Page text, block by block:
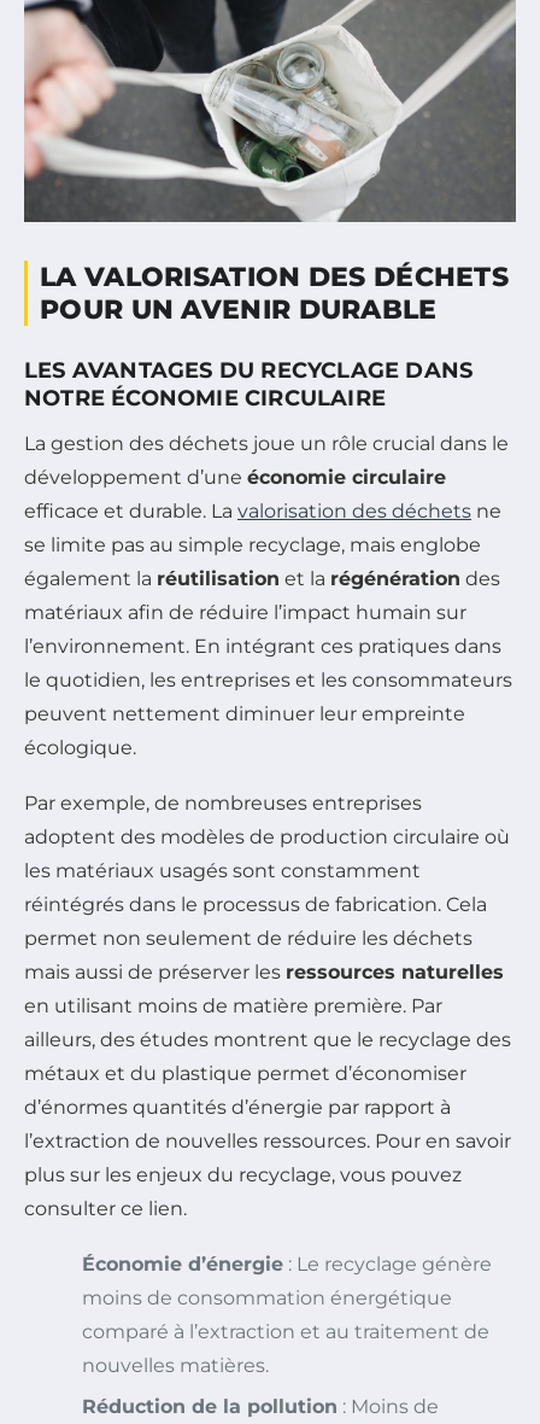
LA VALORISATION DES DÉCHETS
POUR UN AVENIR DURABLE
LES AVANTAGES DU RECYCLAGE DANS
NOTRE ÉCONOMIE CIRCULAIRE
La gestion des déchets joue un rôle crucial dans le
développement d’une économie circulaire
efficace et durable. La valorisation des déchets ne
se limite pas au simple recyclage, mais englobe
également la réutilisation et la régénération des
matériaux afin de réduire l’impact humain sur
l’environnement. En intégrant ces pratiques dans
le quotidien, les entreprises et les consommateurs
peuvent nettement diminuer leur empreinte
écologique.
Par exemple, de nombreuses entreprises
adoptent des modèles de production circulaire où
les matériaux usagés sont constamment
réintégrés dans le processus de fabrication. Cela
permet non seulement de réduire les déchets
mais aussi de préserver les ressources naturelles
en utilisant moins de matière première. Par
ailleurs, des études montrent que le recyclage des
métaux et du plastique permet d’économiser
d’énormes quantités d’énergie par rapport à
l’extraction de nouvelles ressources. Pour en savoir
plus sur les enjeux du recyclage, vous pouvez
consulter ce lien.
Économie d’énergie : Le recyclage génère
moins de consommation énergétique
comparé à l’extraction et au traitement de
nouvelles matières.
Réduction de la pollution : Moins de